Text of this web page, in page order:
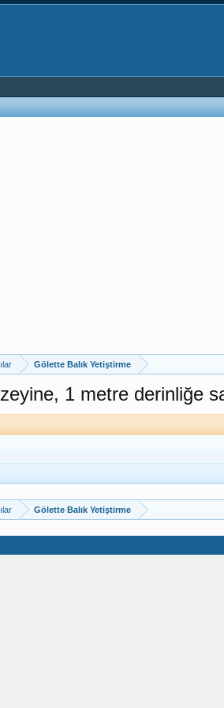
Gölette Balık Yetiştirme
1 metre derinliğe
Gölette Balık Yetiştirme